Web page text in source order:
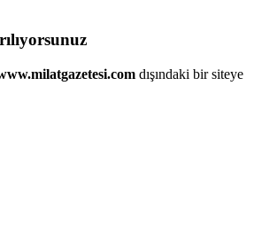
dışındaki bir siteye